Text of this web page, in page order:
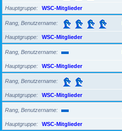
Hauptgruppe WSC-Mitglieder
Rang, Benutzername
Hauptgruppe WSC-Mitglieder
Rang, Benutzername
Hauptgruppe WSC-Mitglieder
Rang, Benutzername
Hauptgruppe WSC-Mitglieder
Rang, Benutzername
Hauptgruppe WSC-Mitglieder